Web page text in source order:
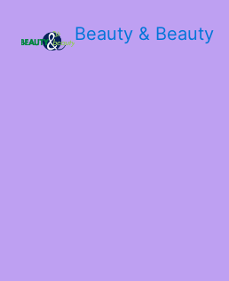
Beauty & Beauty